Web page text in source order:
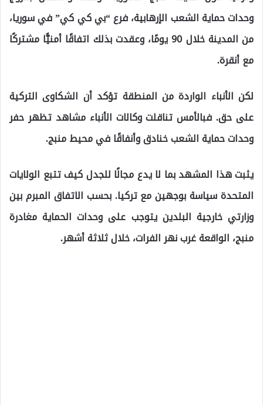
وحدات حماية الشعب الإرهابية، فرع “بي كي كي” في سوريا،
من المدينة خلال 90 يومًا، وعقدت بذلك اتفاقًا أمنيًّا مشتركًا
مع أنقرة.
لكن الأنباء الواردة من المنطقة تؤكد أن الشكاوى التركية
على حق. فبالأمس تناقلت وكالات الأنباء مشاهد تظهر حفر
وحدات حماية الشعب خنادق وأنفاقًا في محيط منبج.
يثبت هذا المشهد بما لا يدع مجالًا للجدل كيف تتبع الولايات
المتحدة سياسة بوجهين مع تركيا. بحسب الاتفاق المبرم بين
وزارتي خارجية البلدين يتوجب على وحدات الحماية مغادرة
منبج، الواقعة غرب نهر الفرات، خلال ثلاثة أشهر.